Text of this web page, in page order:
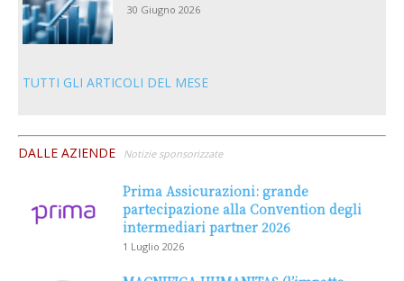
30 Giugno 2026
TUTTI GLI ARTICOLI DEL MESE
DALLE AZIENDE Notizie sponsorizzate
Prima Assicurazioni: grande
partecipazione alla Convention degli
intermediari partner 2026
1 Luglio 2026